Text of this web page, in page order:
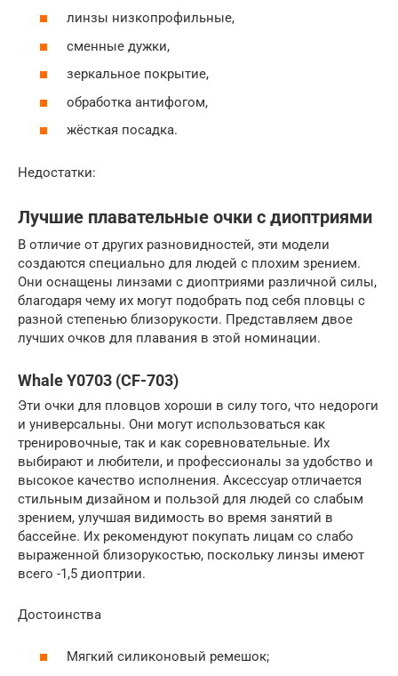
линзы низкопрофильные,
сменные дужки,
зеркальное покрытие,
обработка антифогом,
жёсткая посадка.
Недостатки:
Лучшие плавательные очки с диоптриями
В отличие от других разновидностей, эти модели
создаются специально для людей с плохим зрением.
Они оснащены линзами с диоптриями различной силы,
благодаря чему их могут подобрать под себя пловцы с
разной степенью близорукости. Представляем двое
лучших очков для плавания в этой номинации.
Whale Y0703 (CF-703)
Эти очки для пловцов хороши в силу того, что недороги
и универсальны. Они могут использоваться как
тренировочные, так и как соревновательные. Их
выбирают и любители, и профессионалы за удобство и
высокое качество исполнения. Аксессуар отличается
стильным дизайном и пользой для людей со слабым
зрением, улучшая видимость во время занятий в
бассейне. Их рекомендуют покупать лицам со слабо
выраженной близорукостью, поскольку линзы имеют
всего -1,5 диоптрии.
Достоинства
Мягкий силиконовый ремешок;